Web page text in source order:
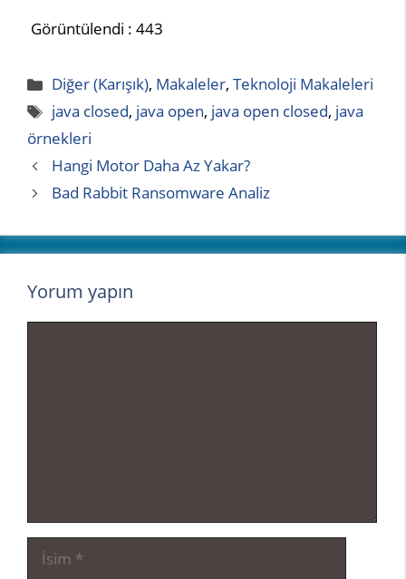
Görüntülendi : 443
Kategoriler
Diğer (Karışık), Makaleler,Teknoloji Makaleleri
Etiketler
java closed, java open, java open closed, java
örnekleri
Hangi Motor Daha Az Yakar?
Bad Rabbit Ransomware Analiz
Yorum yapın
İsim